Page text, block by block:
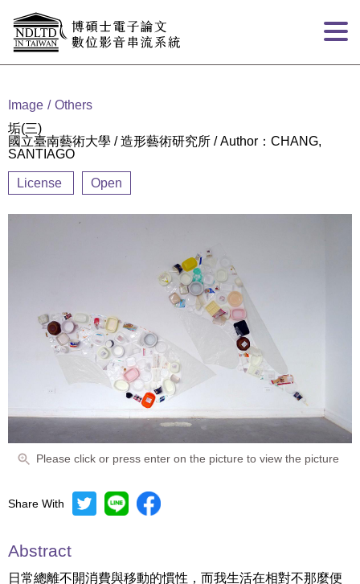
Image
Others
垢(三)
國立臺南藝術大學 / 造形藝術研究所 / Author：CHANG,
SANTIAGO
License Open
Please click or press enter on the picture to view the picture
Share With
Abstract
日常總離不開消費與移動的慣性，而我生活在相對不那麼便